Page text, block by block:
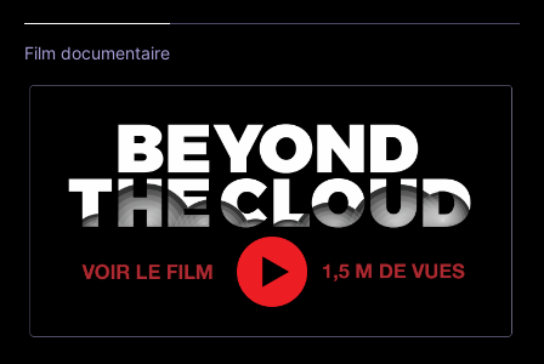
Film documentaire